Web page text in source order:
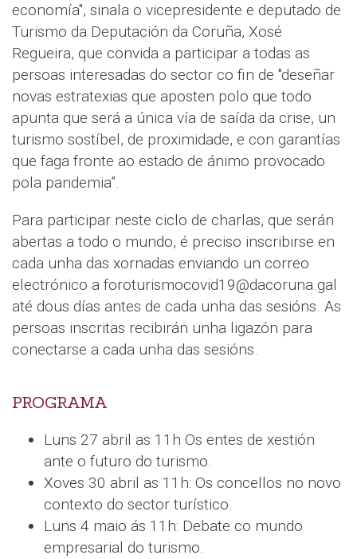
economía", sinala o vicepresidente e deputado de
Turismo da Deputación da Coruña, Xosé
Regueira, que convida a participar a todas as
persoas interesadas do sector co fin de "deseñar
novas estratexias que aposten polo que todo
apunta que será a única vía de saída da crise, un
turismo sostíbel, de proximidade, e con garantías
que faga fronte ao estado de ánimo provocado
pola pandemia”.
Para participar neste ciclo de charlas, que serán
abertas a todo o mundo, é preciso inscribirse en
cada unha das xornadas enviando un correo
electrónico a foroturismocovid19@dacoruna.gal
até dous días antes de cada unha das sesións. As
persoas inscritas recibirán unha ligazón para
conectarse a cada unha das sesións.
PROGRAMA
Luns 27 abril as 11h Os entes de xestión
ante o futuro do turismo.
Xoves 30 abril as 11h: Os concellos no novo
contexto do sector turístico.
Luns 4 maio ás 11h: Debate co mundo
empresarial do turismo.